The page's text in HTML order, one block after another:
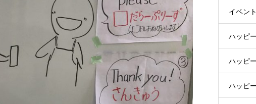
イベント
ハッピ
ハッピ
ハッピ